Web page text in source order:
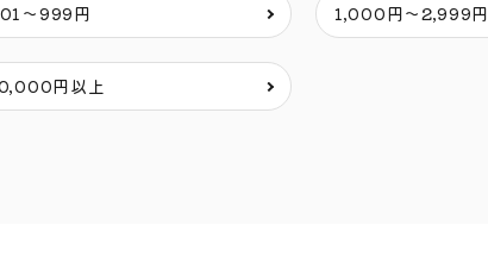
〜999円 1,000円〜2,999円
円以上